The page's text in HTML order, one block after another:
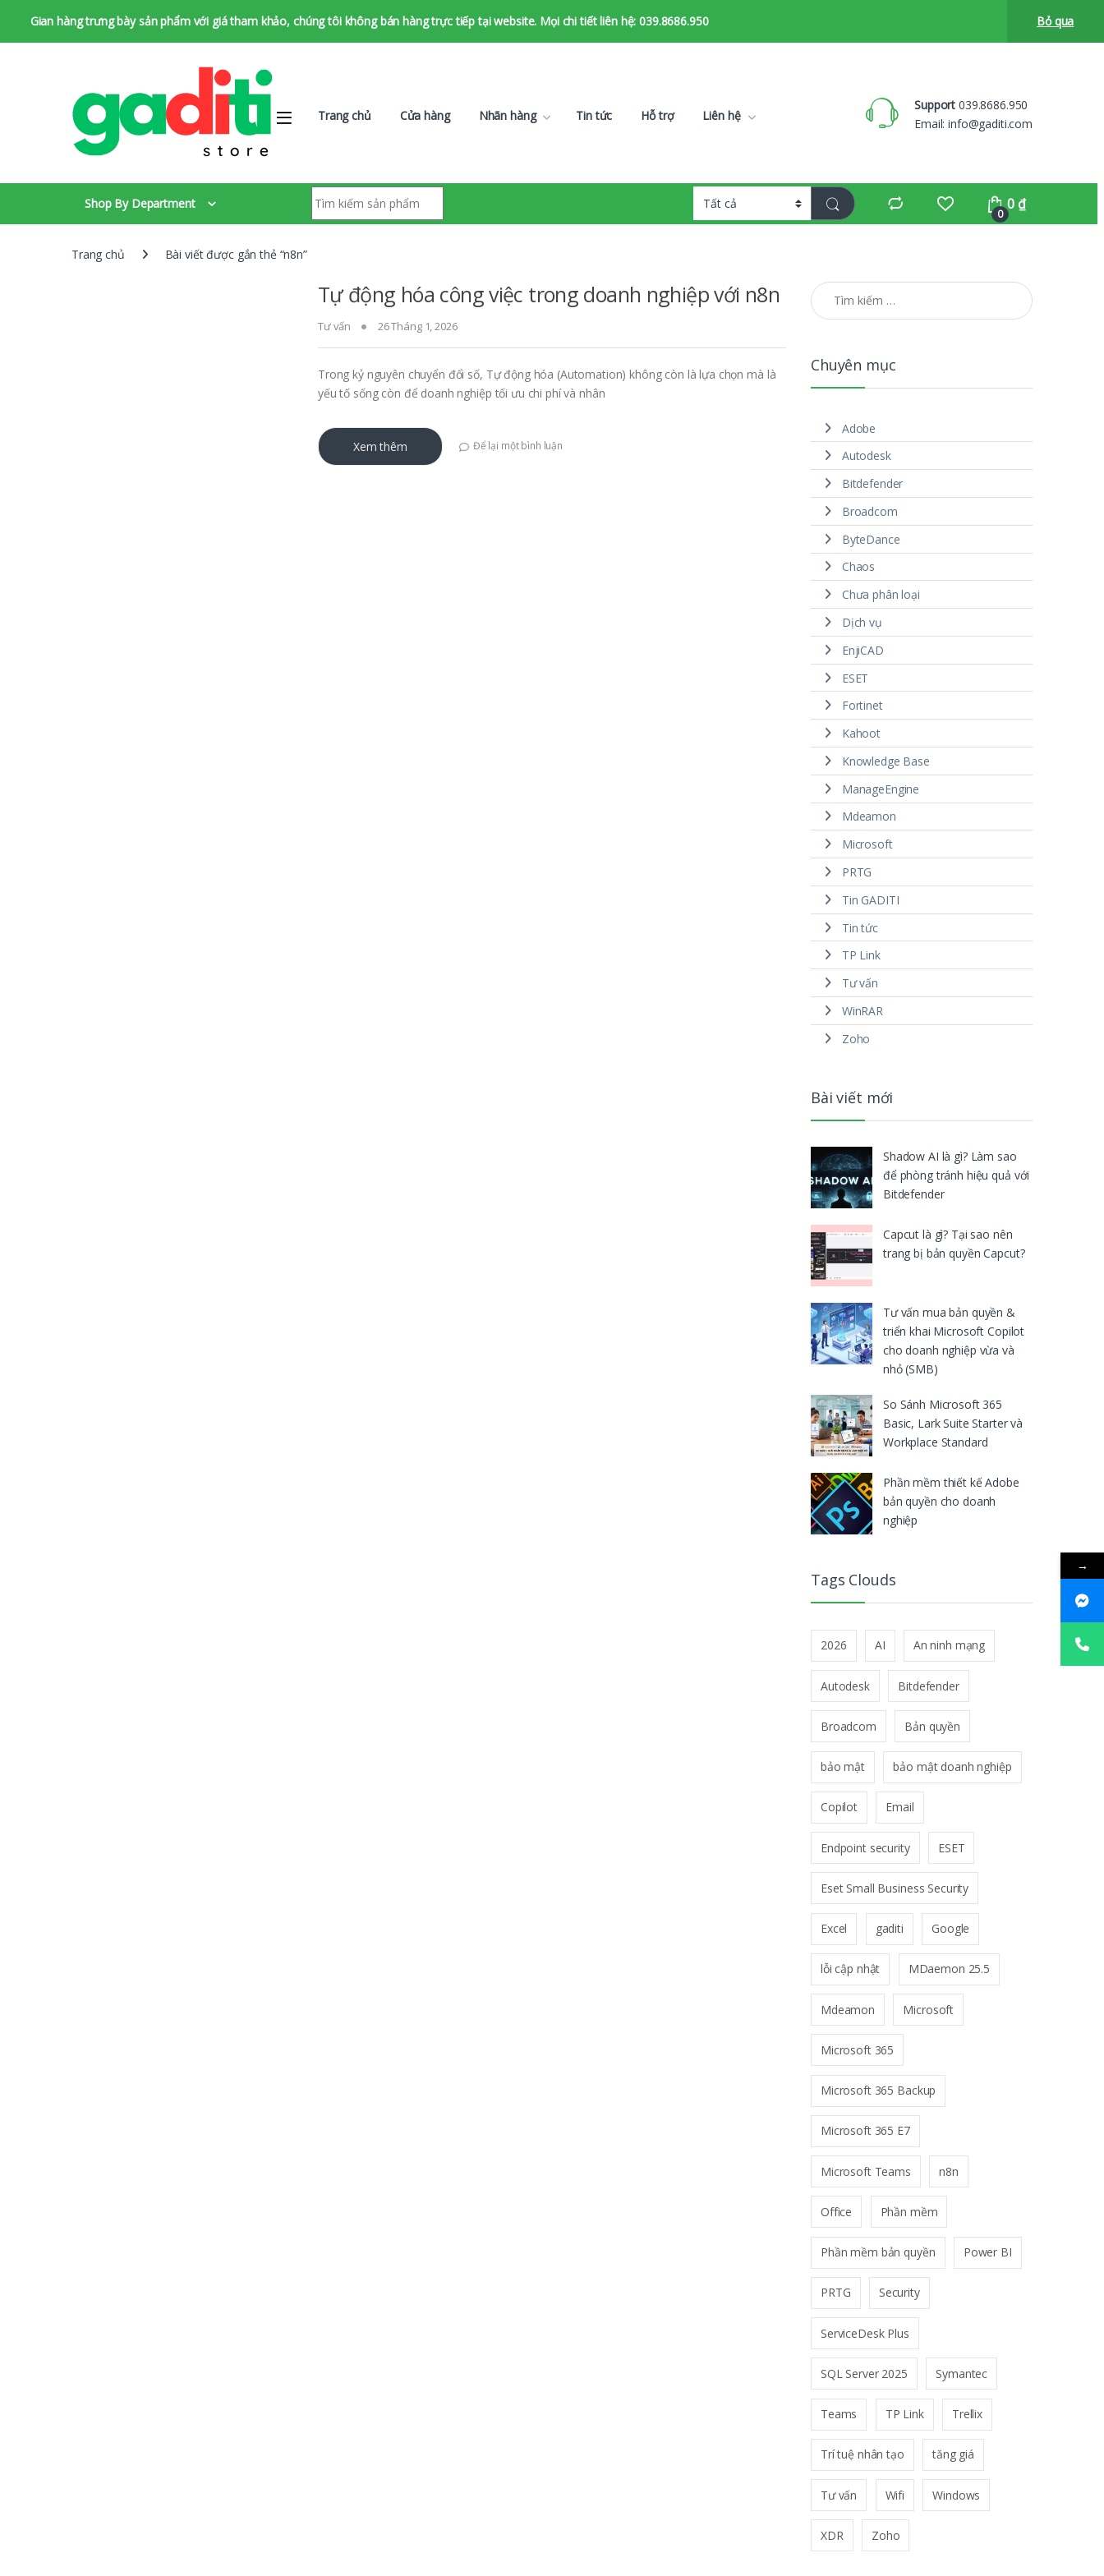
Gian hàng trưng bày sản phẩm với giá tham khảo, chúng tôi không bán hàng trực tiếp tại website. Mọi chi tiết liên hệ: 039.8686.950
Bỏ qua
Trang chủ Cửa hàng Nhãn hàng Tin tức Hỗ trợ Liên hệ
Support 039.8686.950
Email:info@gaditi.com
Shop By Department
Tìm kiếm:
0
0 ₫
Trang chủ Bài viết được gắn thẻ “n8n”
Tự động hóa công việc trong doanh nghiệp với n8n
Tư vấn 26 Tháng 1, 2026
Trong kỷ nguyên chuyển đổi số, Tự động hóa (Automation) không còn là lựa chọn mà là
yếu tố sống còn để doanh nghiệp tối ưu chi phí và nhân
Xem thêm Để lại một bình luận
Tìm kiếm cho:
Chuyên mục
Adobe
Autodesk
Bitdefender
Broadcom
ByteDance
Chaos
Chưa phân loại
Dịch vụ
EnjiCAD
ESET
Fortinet
Kahoot
Knowledge Base
ManageEngine
Mdeamon
Microsoft
PRTG
Tin GADITI
Tin tức
TP Link
Tư vấn
WinRAR
Zoho
Bài viết mới
Shadow AI là gì? Làm sao
để phòng tránh hiệu quả với
Bitdefender
Capcut là gì? Tại sao nên
trang bị bản quyền Capcut?
Tư vấn mua bản quyền &
triển khai Microsoft Copilot
cho doanh nghiệp vừa và
nhỏ (SMB)
So Sánh Microsoft 365
Basic, Lark Suite Starter và
Workplace Standard
Phần mềm thiết kế Adobe
bản quyền cho doanh
nghiệp
Tags Clouds
2026 AI An ninh mạng
Autodesk Bitdefender
Broadcom Bản quyền
bảo mật bảo mật doanh nghiệp
Copilot Email
Endpoint security ESET
Eset Small Business Security
Excel gaditi Google
lỗi cập nhật MDaemon 25.5
Mdeamon Microsoft
Microsoft 365
Microsoft 365 Backup
Microsoft 365 E7
Microsoft Teams n8n
Office Phần mềm
Phần mềm bản quyền Power BI
PRTG Security
ServiceDesk Plus
SQL Server 2025 Symantec
Teams TP Link Trellix
Trí tuệ nhân tạo tăng giá
Tư vấn Wifi Windows
XDR Zoho
→